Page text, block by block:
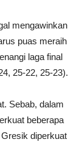
mengawinkan
puas meraih
laga final
25-22, 25-23).
Sebab, dalam
beberapa
diperkuat